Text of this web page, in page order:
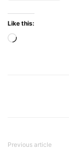
Like this:
Previous article